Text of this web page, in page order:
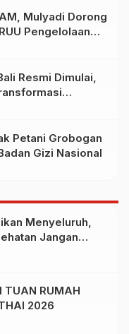
Mulyadi Dorong
Pengelolaan
Resmi Dimulai,
Jadi
Petani Grobogan
Gizi Nasional
Menyeluruh,
Jangan
TUAN RUMAH
2026